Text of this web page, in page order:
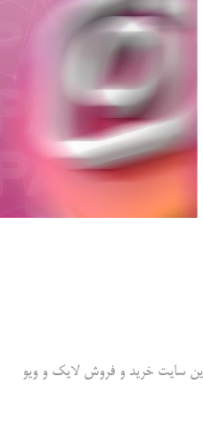
سایت خرید و فروش لایک و ویو